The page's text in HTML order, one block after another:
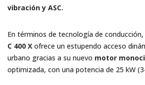
vibración y ASC.
En términos de tecnología de conducción,
C 400 X ofrece un estupendo acceso
urbano gracias a su nuevo motor
optimizada, con una potencia de 25 kW